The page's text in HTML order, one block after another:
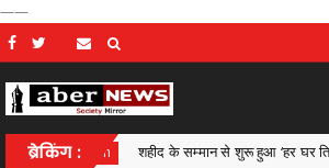
——
ब्रेकिंग :शहीद के सम्मान से शुरू हुआ ‘हर घर तिरंगा’ अभियान